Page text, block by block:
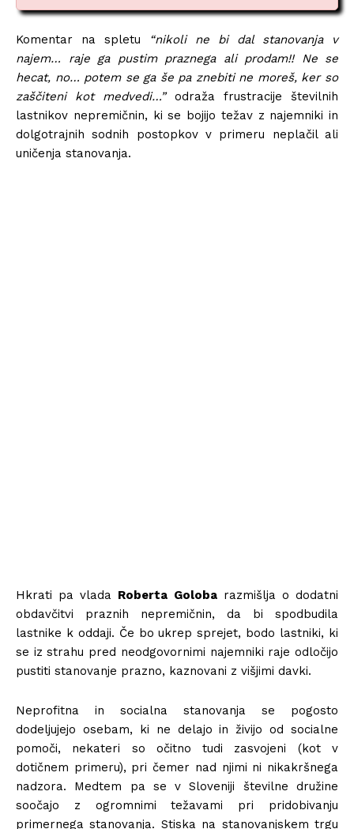
Komentar na spletu
“nikoli ne bi dal stanovanja v
najem… raje ga pustim praznega ali prodam!! Ne se
hecat, no… potem se ga še pa znebiti ne moreš, ker so
zaščiteni kot medvedi…”odraža frustracije številnih
lastnikov nepremičnin, ki se bojijo težav z najemniki in
dolgotrajnih sodnih postopkov v primeru neplačil ali
uničenja stanovanja.
Hkrati pa vlada Roberta Golobarazmišlja o dodatni
obdavčitvi praznih nepremičnin, da bi spodbudila
lastnike k oddaji. Če bo ukrep sprejet, bodo lastniki, ki
se iz strahu pred neodgovornimi najemniki raje odločijo
pustiti stanovanje prazno, kaznovani z višjimi davki.
Neprofitna in socialna stanovanja se pogosto
dodeljujejo osebam, ki ne delajo in živijo od socialne
pomoči, nekateri so očitno tudi zasvojeni (kot v
dotičnem primeru), pri čemer nad njimi ni nikakršnega
nadzora. Medtem pa se v Sloveniji številne družine
soočajo z ogromnimi težavami pri pridobivanju
primernega stanovanja. Stiska na stanovanjskem trgu